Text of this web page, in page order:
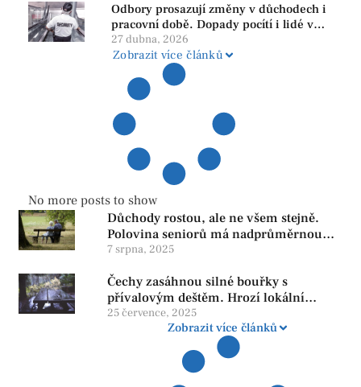
Odbory prosazují změny v důchodech i
pracovní době. Dopady pocítí i lidé v
našem regionu
27 dubna, 2026
Zobrazit více článků
No more posts to show
Důchody rostou, ale ne všem stejně.
Polovina seniorů má nadprůměrnou
penzi, tisíce však žijí pod hranicí
reformy
7 srpna, 2025
Čechy zasáhnou silné bouřky s
přívalovým deštěm. Hrozí lokální
zatopení
25 července, 2025
Zobrazit více článků